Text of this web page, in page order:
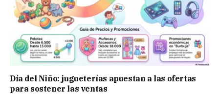
Día del Niño: jugueterías apuestan a las ofertas
para sostener las ventas